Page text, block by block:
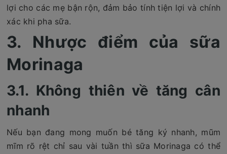
lợi cho các mẹ bận rộn, đảm bảo tính tiện lợi và chính
xác khi pha sữa.
3. Nhược điểm của sữa
Morinaga
3.1. Không thiên về tăng cân
nhanh
Nếu bạn đang mong muốn bé tăng ký nhanh, mũm
mĩm rõ rệt chỉ sau vài tuần thì sữa Morinaga có thể